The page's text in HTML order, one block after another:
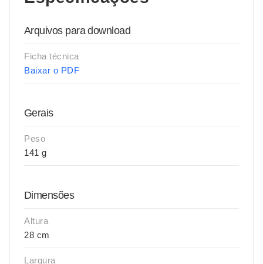
Arquivos para download
Ficha técnica
Baixar o PDF
Gerais
Peso
141 g
Dimensões
Altura
28 cm
Largura